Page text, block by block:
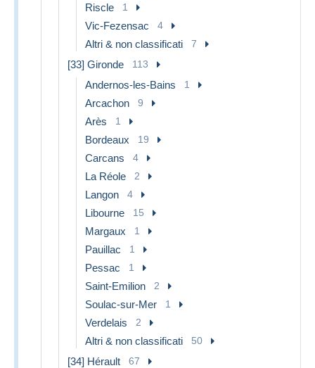
Riscle 1
Vic-Fezensac 4
Altri & non classificati 7
[33] Gironde 113
Andernos-les-Bains 1
Arcachon 9
Arès 1
Bordeaux 19
Carcans 4
La Réole 2
Langon 4
Libourne 15
Margaux 1
Pauillac 1
Pessac 1
Saint-Emilion 2
Soulac-sur-Mer 1
Verdelais 2
Altri & non classificati 50
[34] Hérault 67